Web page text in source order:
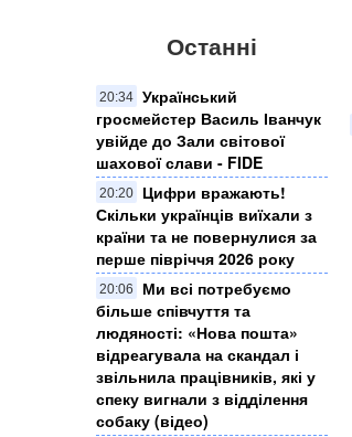
Останні
20:34 Український
гросмейстер Василь Іванчук
увійде до Зали світової
шахової слави - FIDE
20:20
Цифри вражають!
Скільки українців виїхали з
країни та не повернулися за
перше півріччя 2026 року
20:06
Ми всі потребуємо
більше співчуття та
людяності: «Нова пошта»
відреагувала на скандал і
звільнила працівників, які у
спеку вигнали з відділення
собаку (відео)